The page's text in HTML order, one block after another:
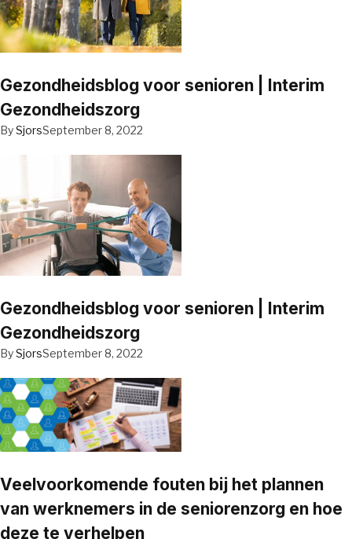
Gezondheidsblog voor senioren | Interim
Gezondheidszorg
BySjorsSeptember 8, 2022
Gezondheidsblog voor senioren | Interim
Gezondheidszorg
BySjorsSeptember 8, 2022
Veelvoorkomende fouten bij het plannen
van werknemers in de seniorenzorg en hoe
deze te verhelpen